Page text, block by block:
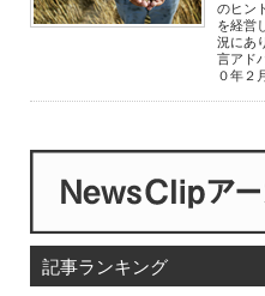
のヒン
を経営
況にあ
言アド
０年２
記事ランキング